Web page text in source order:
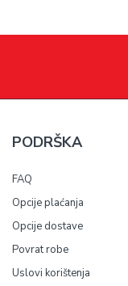
PODRŠKA
FAQ
Opcije plaćanja
Opcije dostave
Povrat robe
Uslovi korištenja